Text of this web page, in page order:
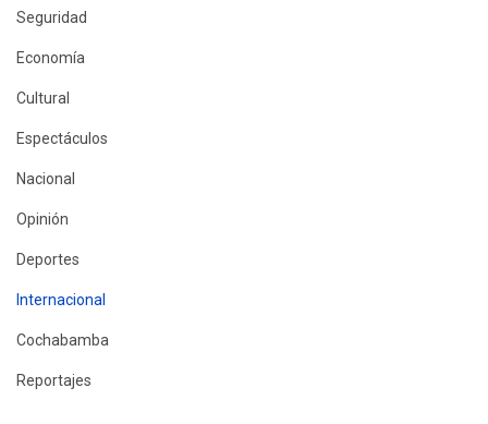
Seguridad
Economía
Cultural
Espectáculos
Nacional
Opinión
Deportes
Internacional
Cochabamba
Reportajes